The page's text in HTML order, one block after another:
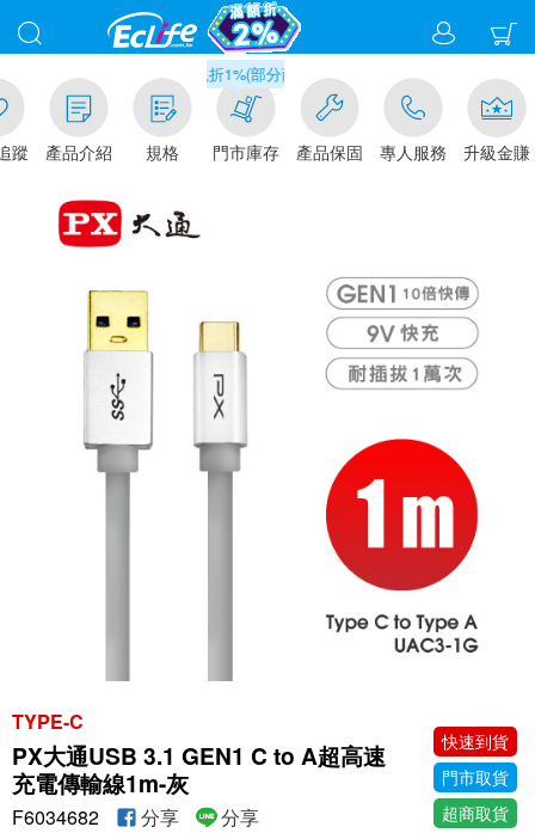
蹤 產品介紹 規格
滿千元門市取貨現折1%(部分商品不適用)-請點我看
門市庫存 產品保固 專人服務 升級金賺
TYPE-C
PX大通USB 3.1 GEN1 C to A超高速
充電傳輸線1m-灰
快速到貨
門市取貨
超商取貨
F6034682 分享 分享